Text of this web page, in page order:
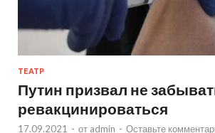
ТЕАТР
Путин призвал не
ревакцинироваться
17.09.2021 - от admin - Оставьте